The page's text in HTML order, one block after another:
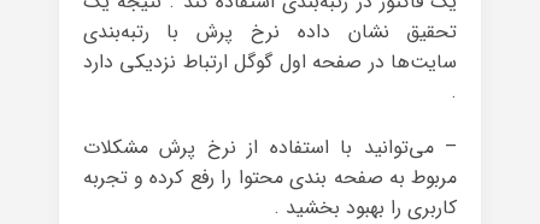
تحقیق نشان داده نرخ پرش با رتبه‌‌‌‌‌بندی
سایت‌‌‌‌‌ها در صفحه اول گوگل ارتباط نزدیکی دارد
.
– می‌‌‌‌توانید با استفاده از نرخ پرش مشکلات
مربوط به صفحه بندی محتوا را رفع کرده و تجربه
کاربری را بهبود بخشید .